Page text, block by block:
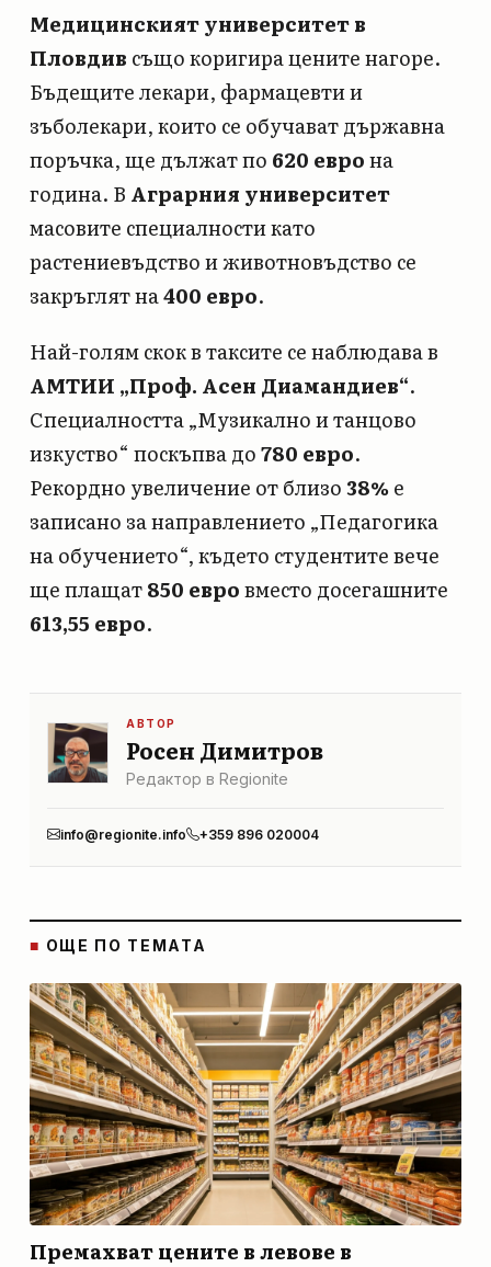
Медицинският университет в
Пловдив също коригира цените нагоре.
Бъдещите лекари, фармацевти и
зъболекари, които се обучават държавна
поръчка, ще дължат по 620 еврона
година. В Аграрния университет
масовите специалности като
растениевъдство и животновъдство се
закръглят на400 евро.
Най-голям скок в таксите се наблюдава в
АМТИИ „Проф. Асен Диамандиев“.
Специалността „Музикално и танцово
изкуство“ поскъпва до780 евро.
Рекордно увеличение от близо38%е
записано за направлението „Педагогика
на обучението“, където студентите вече
ще плащат850 евровместо досегашните
613,55 евро.
АВТОР
Росен Димитров
Редактор в Regionite
info@regionite.info +359 896 020004
■ ОЩЕ ПО ТЕМАТА
Премахват цените в левове в